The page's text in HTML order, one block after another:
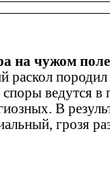
на чужом
раскол
ведутся
В
грозя